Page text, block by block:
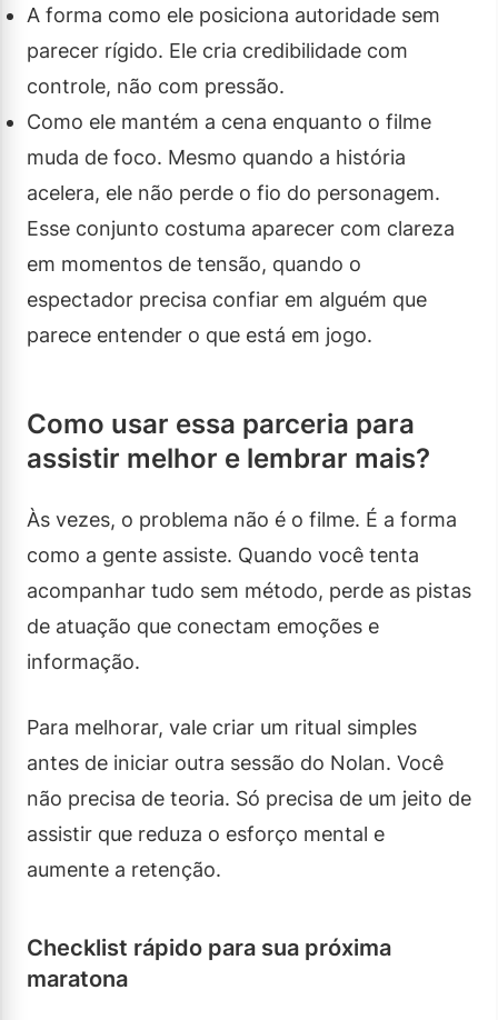
A forma como ele posiciona autoridade sem
parecer rígido. Ele cria credibilidade com
controle, não com pressão.
Como ele mantém a cena enquanto o filme
muda de foco. Mesmo quando a história
acelera, ele não perde o fio do personagem.
Esse conjunto costuma aparecer com clareza
em momentos de tensão, quando o
espectador precisa confiar em alguém que
parece entender o que está em jogo.
Como usar essa parceria para
assistir melhor e lembrar mais?
Às vezes, o problema não é o filme. É a forma
como a gente assiste. Quando você tenta
acompanhar tudo sem método, perde as pistas
de atuação que conectam emoções e
informação.
Para melhorar, vale criar um ritual simples
antes de iniciar outra sessão do Nolan. Você
não precisa de teoria. Só precisa de um jeito de
assistir que reduza o esforço mental e
aumente a retenção.
Checklist rápido para sua próxima
maratona